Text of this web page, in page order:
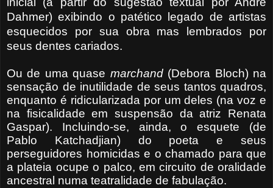
Dahmer) exibindo o patético legado de artistas
esquecidos por sua obra mas lembrados por
seus dentes cariados.
Ou de uma quase marchand(Debora Bloch) na
sensação de inutilidade de seus tantos quadros,
enquanto é ridicularizada por um deles (na voz e
na fisicalidade em suspensão da atriz Renata
Gaspar). Incluindo-se, ainda, o esquete (de
Pablo Katchadjian) do poeta e seus
perseguidores homicidas e o chamado para que
a plateia ocupe o palco, em circuito de oralidade
ancestral numa teatralidade de fabulação.